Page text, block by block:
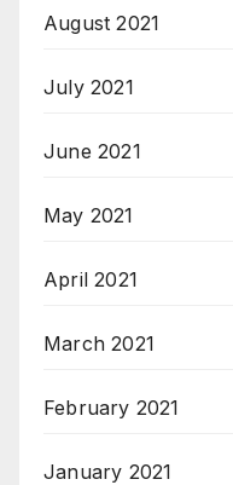
August 2021
July 2021
June 2021
May 2021
April 2021
March 2021
February 2021
January 2021